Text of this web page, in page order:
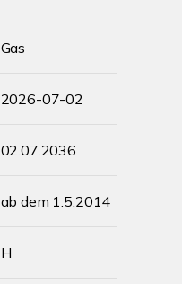
Gas
2026-07-02
02.07.2036
ab dem 1.5.2014
H